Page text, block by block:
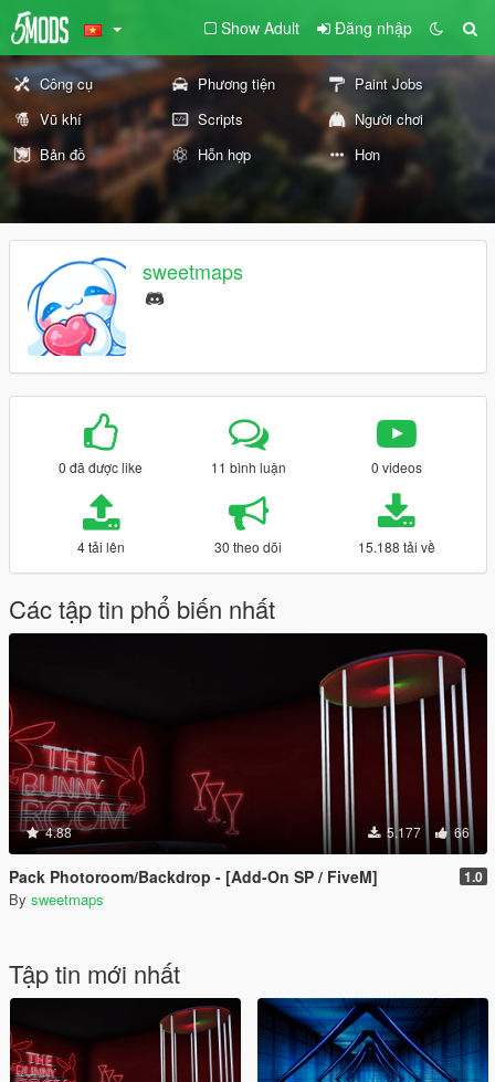
Show Adult Đăng nhập
Công cụ Phương tiện
Paint Jobs
Vũ khí
Scripts
Người chơi
Bản đồ
Hỗn hợp Hơn
sweetmaps
0 đã được like 11 bình luận 0 videos
4 tải lên 30 theo dõi 15.188 tải về
Các tập tin phổ biến nhất
4.88 5.177 66
Pack Photoroom/Backdrop - [Add-On SP / FiveM] 1.0
By sweetmaps
Tập tin mới nhất